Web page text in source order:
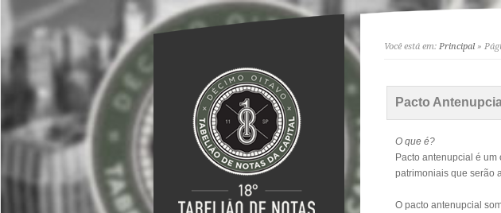
Você está em: Principal»
Pacto
O que é?
Pacto antenupcial é
patrimoniais que serão
O pacto antenupcial